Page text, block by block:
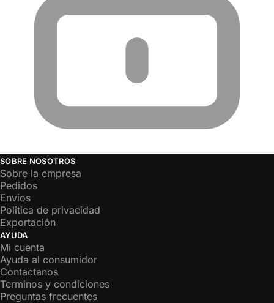
SOBRE NOSOTROS
Sobre la empresa
Pedidos
Envios
Politica de privacidad
Exportación
AYUDA
Mi cuenta
Ayuda al consumidor
Contactanos
Terminos y condiciones
Preguntas frecuentes